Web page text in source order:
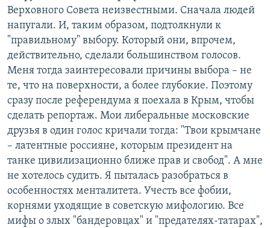
Верховного Совета неизвестными. Сначала людей
напугали. И, таким образом, подтолкнули к
"правильному" выбору. Который они, впрочем,
действительно, сделали большинством голосов.
Меня тогда заинтересовали причины выбора – не
те, что на поверхности, а более глубокие. Поэтому
сразу после референдума я поехала в Крым, чтобы
сделать репортаж. Мои либеральные московские
друзья в один голос кричали тогда: "Твои крымчане
– латентные россияне, которым президент на
танке цивилизационно ближе прав и свобод". А мне
не хотелось судить. Я пыталась разобраться в
особенностях менталитета. Учесть все фобии,
корнями уходящие в советскую мифологию. Все
мифы о злых "бандеровцах" и "предателях-татарах",